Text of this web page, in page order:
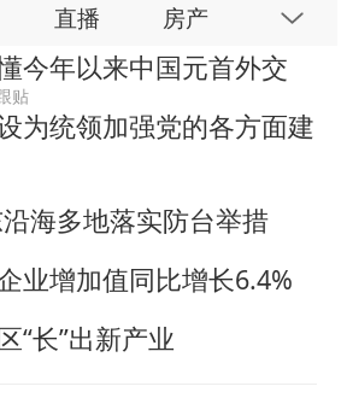
四川宜宾高县4.9级地震致1死
38岁演员求职万岁山NPC成功
存储板块集体大跌
东航：国内客票提前14天免费退改
直播 房产
科技
手机 数码
本地
家居 跟贴
游戏
数字藏品 小说
今年以来中国元首外交
贴
为统领加强党的各方面建
海多地落实防台举措
业增加值同比增长6.4%
“长”出新产业